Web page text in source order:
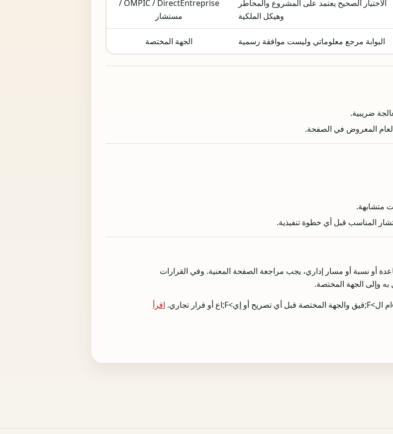
الاختيار الصحيح يعتمد على المشروع والمخاطر
وهيكل الملكية
OMPIC / DirectEntreprise /
مستشار
البوابة مرجع معلوماتي وليست موافقة رسمية الجهة المختصة
ضريبية.
المعروض في الصفحة.
متشابهة.
المناسب قبل أي خطوة تنفيذية.
لعام 2026. وعندما تتغير قاعدة أو نسبة أو مسار إداري، يجب مراجعة الصفحة المعنية. وفي القرارات
به وإلى الجهة المختصة.
اقرأ